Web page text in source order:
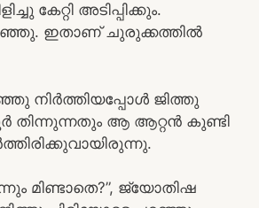
കേറ്റി അടിപ്പിക്കും.
ഇതാണ് ചുരുക്കത്തിൽ
നിർത്തിയപ്പോൾ ജിത്തു
തിന്നുന്നതും ആ ആറ്റൻ കുണ്ടി
മിണ്ടാതെ?”, ജ്യോതിഷ